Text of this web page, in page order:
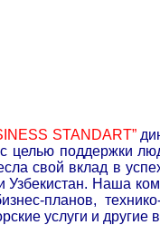
STANDART”
целью поддержки
свой вклад в
Узбекистан. Наша
планов,
услуги и другие